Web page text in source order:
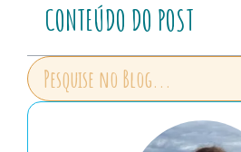
CONTEÚDO DO POST